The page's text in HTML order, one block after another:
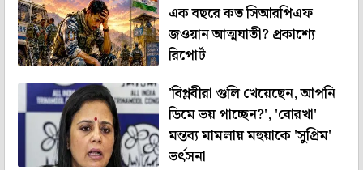
এক বছরে কত সিআরপিএফ
জওয়ান আত্মঘাতী? প্রকাশ্যে
রিপোর্ট
'বিপ্লবীরা গুলি খেয়েছেন, আপনি
ডিমে ভয় পাচ্ছেন?', 'বোরখা'
মন্তব্য মামলায় মহুয়াকে 'সুপ্রিম'
ভর্ৎসনা